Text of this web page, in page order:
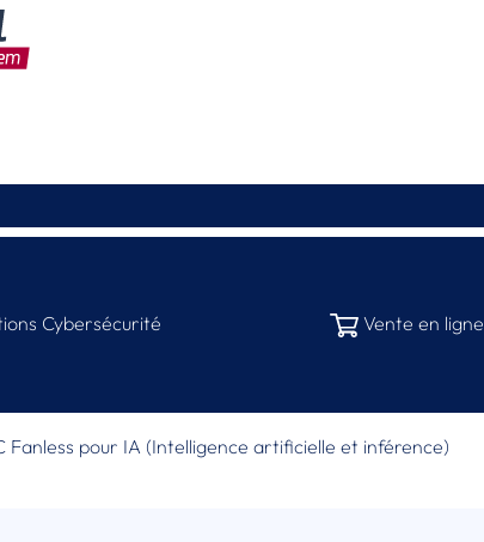
Cybersécurité Vente en ligne
Fanless pour IA (Intelligence artificielle et inférence)